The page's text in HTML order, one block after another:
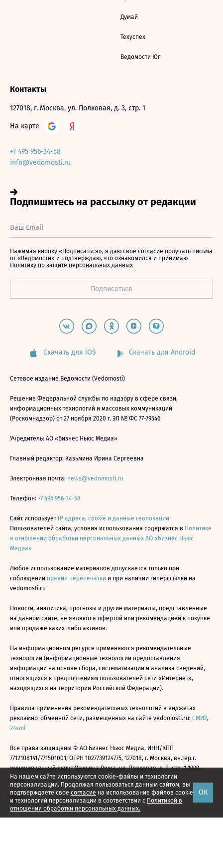
На нашем сайте используются cookie-файлы и технологии
персонализации. Продолжая пользоваться данным сайтом, вы
подтверждаете свое согласие на использование файлов cookie
и технологий персонализации в соответствии с Политикой в
отношении обработки персональных данных.
ОК
Думай
Техуспех
Ведомости Юг
Контакты
127018, г. Москва, ул. Полковая, д. 3, стр. 1
На карте
+7 495 956-34-58
info@vedomosti.ru
Нажимая кнопку «Подписаться», я даю свое согласие получать письма
от «Ведомости» и подтверждаю, что ознакомился и принимаю
Политику по защите персональных данных
Скачать для iOS Скачать для Android
Сетевое издание Ведомости (Vedomosti)
Решение Федеральной службы по надзору в сфере связи,
информационных технологий и массовых коммуникаций
(Роскомнадзор) от 27 ноября 2020 г. ЭЛ № ФС 77-79546
Учредитель: АО «Бизнес Ньюс Медиа»
Главный редактор: Казьмина Ирина Сергеевна
Электронная почта: news@vedomosti.ru
Телефон: +7 495 956-34-58
Сайт использует IP адреса, cookie и данные геолокации
Пользователей сайта, условия использования содержатся в Политике
в отношении обработки персональных данных АО «Бизнес Ньюс
Медиа»
Любое использование материалов допускается только при
соблюдении правил перепечатки и при наличии гиперссылки на
vedomosti.ru
Новости, аналитика, прогнозы и другие материалы, представленные
на данном сайте, не являются офертой или рекомендацией к покупке
или продаже каких-либо активов.
На информационном ресурсе применяются рекомендательные
технологии (информационные технологии предоставления
информации на основе сбора, систематизации и анализа сведений,
относящихся к предпочтениям пользователей сети «Интернет»,
находящихся на территории Российской Федерации).
Правила применения рекомендательных технологий в виджетах
рекламно-обменной сети, размещенных на сайте vedomosti.ru: СМИ2,
24smi
Все права защищены © АО Бизнес Ньюс Медиа, ИНН/КПП
7712108141/771501001, ОГРН 1027739124775, 127018, г. Москва, вн.тер.г.
муниципальный округ Марьина Роща, ул. Полковая, д. 3, стр. 1 1999—
2026